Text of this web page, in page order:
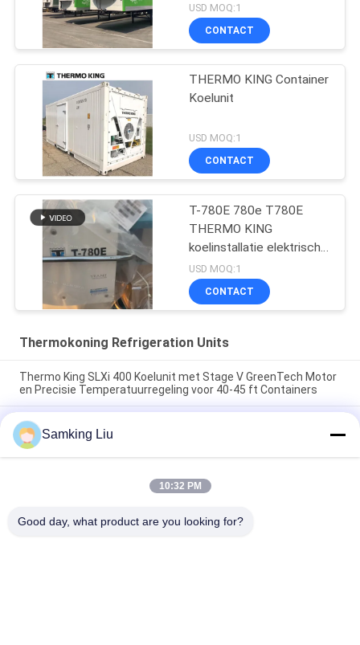
USD MOQ:1
CONTACT
THERMO KING Container
Koelunit
USD MOQ:1
CONTACT
T-780E 780e T780E
THERMO KING
koelinstallatie elektrische
ventilator met
dieselmotor met
elektrische standby
USD MOQ:1
CONTACT
Thermokoning Refrigeration Units
Thermo King SLXi 400 Koelunit met Stage V GreenTech Motor
en Precisie Temperatuurregeling voor 40-45 ft Containers
model Legend L-1880 30/50 THERMO KING nieuwe
koelinstallatie voor aanhangwagens Azië-Pacific markt beter
brandstofverbruik en betere koelprestaties
T-880 Pro T-80 T-680Pro/T-780Pro/T-1080Pro/T-1280Pro
Koelkast Koelingsapparatuur Eenheid Zelf aangedreven Truck
Samking Liu
10:32 PM
Good day, what product are you looking for?